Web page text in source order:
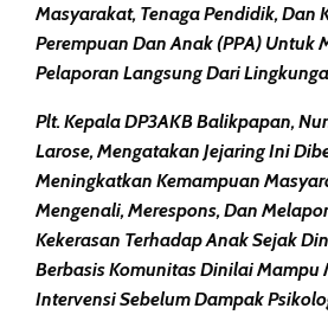
Masyarakat, Tenaga Pendidik, Dan
Perempuan Dan Anak (PPA) Untuk
Pelaporan Langsung Dari
Plt. Kepala DP3AKB Balikpapan,
Larose, Mengatakan Jejaring Ini
Meningkatkan Kemampuan
Mengenali, Merespons, Dan
Kekerasan Terhadap Anak Sejak
Berbasis Komunitas Dinilai Mampu
Intervensi Sebelum Dampak